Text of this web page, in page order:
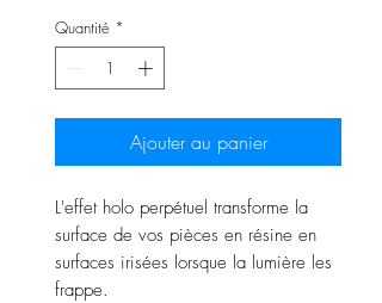
Quantité *
Ajouter au panier
L'effet holo perpétuel transforme la
surface de vos pièces en résine en
surfaces irisées lorsque la lumière les
frappe.